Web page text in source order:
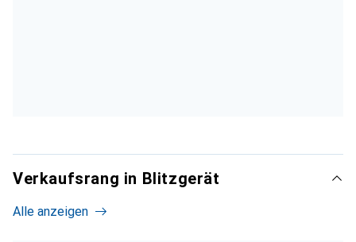
Verkaufsrang in Blitzgerät
Alle anzeigen